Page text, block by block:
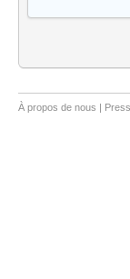
À propos de nous |